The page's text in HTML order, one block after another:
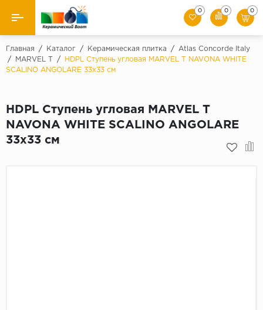
Назад
Производители
Керамогранит
0 0 0
Главная / Каталог / Керамическая плитка /
Atlas Concorde Italy
/
MARVEL T /
HDPL Ступень угловая MARVEL T NAVONA WHITE
SCALINO ANGOLARE 33x33 см
HDPL Ступень угловая MARVEL T
NAVONA WHITE SCALINO ANGOLARE
33x33 см